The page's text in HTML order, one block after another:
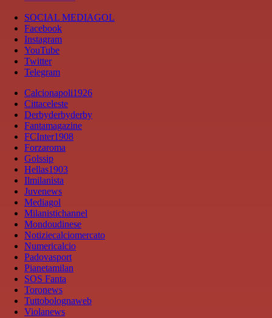
SOCIAL MEDIAGOL
Facebook
Instagram
YouTube
Twitter
Telegram
Calcionapoli1926
Cittaceleste
Derbyderbyderby
Fantamagazine
FCInter1908
Forzaroma
Golssip
Hellas1903
Ilmilanista
Juvenews
Mediagol
Milanistichannel
Mondoudinese
Notiziecalciomercato
Numericalcio
Padovasport
Pianetamilan
SOS Fanta
Toronews
Tuttobolognaweb
Violanews